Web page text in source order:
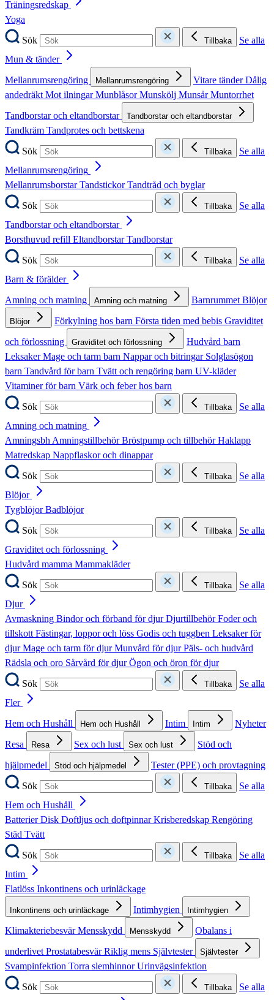
Träningsredskap
Yoga
Sök
Tillbaka
Se alla
Mun & tänder
Mellanrumsrengöring
Mellanrumsrengöring Vitare tänderDålig
andedräktMot ilningarMunblåsorMunskölj MunsårMuntorrhet
Tandborstar och eltandborstar
Tandborstar och eltandborstar
Tandkräm Tandprotes och bettskena
Sök
Tillbaka
Se alla
Mellanrumsrengöring
MellanrumsborstarTandstickorTandtråd och byglar
Sök
Tillbaka
Se alla
Tandborstar och eltandborstar
Borsthuvud refill EltandborstarTandborstar
Sök
Tillbaka
Se alla
Barn & förälder
Amning och matning
Amning och matning BarnrummetBlöjor
Blöjor Förkylning hos barn Första tiden med bebis Graviditet
och förlossning
Graviditet och förlossning
Hudvård barn
LeksakerMage och tarm barn Nappar och bitringar Solglasögon
barn Tandvård för barn Tvätt och rengöring barn UV-kläder
Vitaminer för barn Värk och feber hos barn
Sök
Tillbaka
Se alla
Amning och matning
AmningsbhAmningstillbehörBröstpump och tillbehörHaklapp
Matredskap Nappflaskor och dinappar
Sök
Tillbaka
Se alla
Blöjor
TygblöjorBadblöjor
Sök
Tillbaka
Se alla
Graviditet och förlossning
Hudvård mamma Mammakläder
Sök
Tillbaka
Se alla
Djur
Avmaskning Bindor och förband för djurDjurtillbehörFoder och
tillskottFästingar, loppor och löss Godis och tuggben Leksaker för
djurMage och tarm för djurMunvård för djurPäls- och hudvård
Rädsla och oro Sårvård för djurÖgon och öron för djur
Sök
Tillbaka
Se alla
Fler
Hem och Hushåll
Hem och Hushåll Intim Intim
Nyheter
Resa
Resa Sex och lust Sex och lust
Stöd och
hjälpmedel
Stöd och hjälpmedel
Tester (PPE) och provtagning
Sök
Tillbaka
Se alla
Hem och Hushåll
BatterierDisk Doftljus och doftpinnarKrisberedskap Rengöring
Städ Tvätt
Sök
Tillbaka
Se alla
Intim
Flatlöss Inkontinens och urinläckage
Inkontinens och urinläckage Intimhygien Intimhygien
KlimakteriebesvärMensskydd Mensskydd
Obalans i
underlivetProstatabesvärRiklig mens Självtester Självtester
Svampinfektion Torra slemhinnorUrinvägsinfektion
Sök
Tillbaka
Se alla